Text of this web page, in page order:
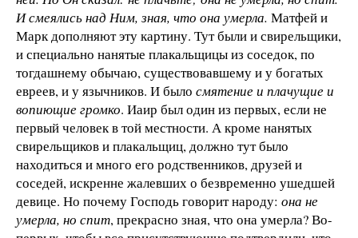
И смеялись над Ним, зная, что она умерла. Матфей и
Марк дополняют эту картину. Тут были и свирельщики,
и специально нанятые плакальщицы из соседок, по
тогдашнему обычаю, существовавшему и у богатых
евреев, и у язычников. И было смятение и плачущие и
вопиющие громко. Иаир был один из первых, если не
первый человек в той местности. А кроме нанятых
свирельщиков и плакальщиц, должно тут было
находиться и много его родственников, друзей и
соседей, искренне жалевших о безвременно ушедшей
девице. Но почему Господь говорит народу: она не
умерла, но спит, прекрасно зная, что она умерла? Во-